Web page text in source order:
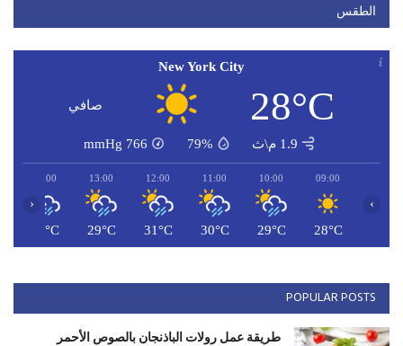
الطقس
New York City
28°C صافي
1.9 م\ث 79%
766
mmHg
09:00
28°C
10:00
29°C
11:00
30°C
12:00
31°C
13:00
29°C
14:00
28°C
‹ ›
POPULAR POSTS
طريقة عمل رولات الباذنجان بالصوص الأحمر